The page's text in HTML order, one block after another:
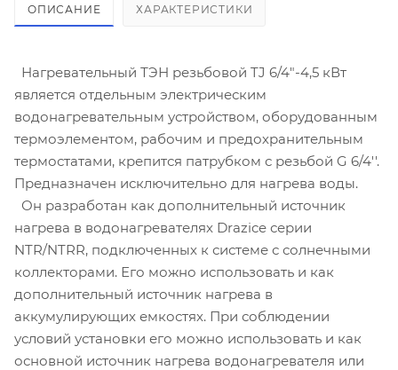
ОПИСАНИЕ ХАРАКТЕРИСТИКИ
Нагревательный ТЭН резьбовой TJ 6/4"-4,5 кВт
является отдельным электрическим
водонагревательным устройством, оборудованным
термоэлементом, рабочим и предохранительным
термостатами, крепится патрубком с резьбой G 6/4''.
Предназначен исключительно для нагрева воды.
Он разработан как дополнительный источник
нагрева в водонагревателях Drazice серии
NTR/NTRR, подключенных к системе с солнечными
коллекторами. Его можно использовать и как
дополнительный источник нагрева в
аккумулирующих емкостях. При соблюдении
условий установки его можно использовать и как
основной источник нагрева водонагревателя или